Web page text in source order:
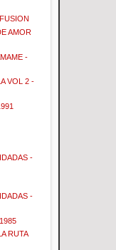
AMOR
-
VOL 2 -
-
-
RUTA